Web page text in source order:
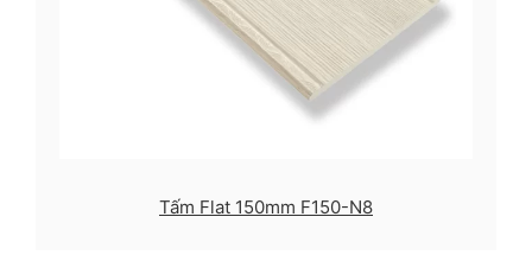
Tấm Flat 150mm F150-N8